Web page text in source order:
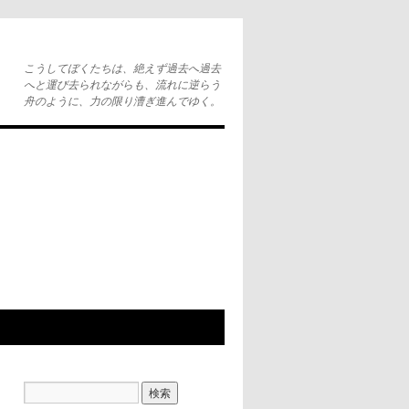
こうしてぼくたちは、絶えず過去へ過去
へと運び去られながらも、流れに逆らう
舟のように、力の限り漕ぎ進んでゆく。